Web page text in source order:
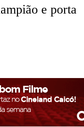
e porta